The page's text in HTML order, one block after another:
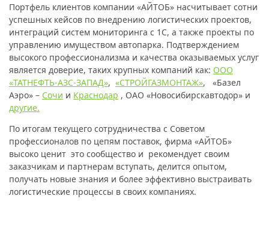
Портфель клиентов компании «АЙТОБ» насчитывает сотни
успешных кейсов по внедрению логистических проектов,
интеграций систем мониторинга с 1С, а также проекты по
управлению имуществом автопарка. Подтверждением
высокого профессионализма и качества оказываемых услуг
является доверие, таких крупных компаний как: ООО
«ТАТНЕФТЬ-АЗС-ЗАПАД», «СТРОЙГАЗМОНТАЖ», «Базел
Аэро» – Сочи и Краснодар , ОАО «Новосибирскавтодор» и
другие.
По итогам текущего сотрудничества с Советом
профессионалов по цепям поставок, фирма «АЙТОБ»
высоко ценит это сообщество и рекомендует своим
заказчикам и партнерам вступать, делится опытом,
получать новые знания и более эффективно выстраивать
логистические процессы в своих компаниях.